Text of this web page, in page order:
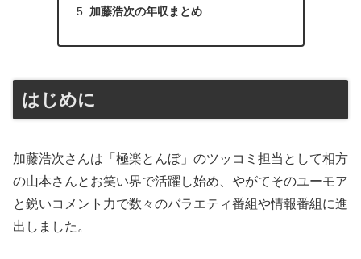
加藤浩次の年収まとめ
はじめに
加藤浩次さんは「極楽とんぼ」のツッコミ担当として相方
の山本さんとお笑い界で活躍し始め、やがてそのユーモア
と鋭いコメント力で数々のバラエティ番組や情報番組に進
出しました。